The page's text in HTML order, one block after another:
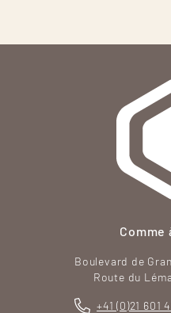
Comme
Boulevard de
Route du
+41 (0)21 601